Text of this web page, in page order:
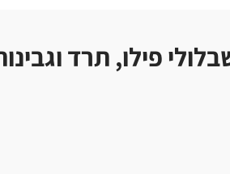
פילו, תרד